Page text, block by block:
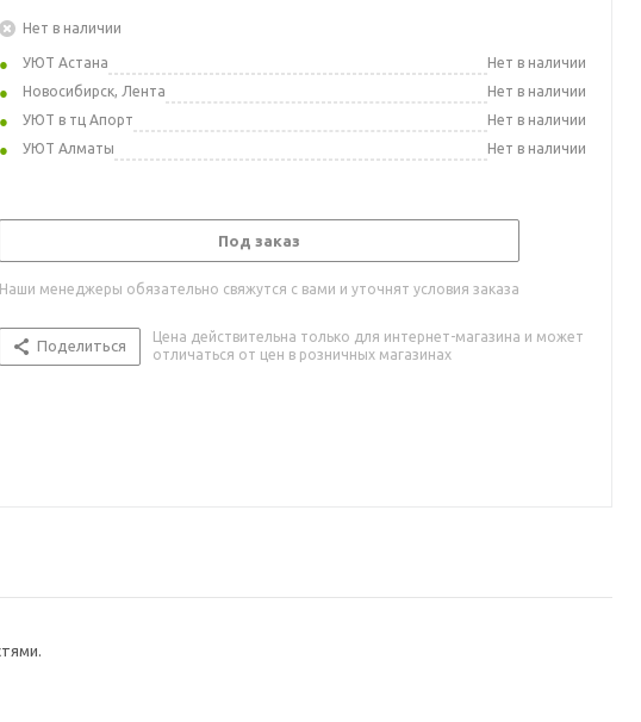
Нет в наличии
УЮТ Астана
Нет в наличии
Новосибирск, Лента
Нет в наличии
УЮТ в тц Апорт
Нет в наличии
УЮТ Алматы
Нет в наличии
Под заказ
Наши менеджеры обязательно свяжутся с вами и уточнят условия заказа
Поделиться
Цена действительна только для интернет-магазина и может
отличаться от цен в розничных магазинах